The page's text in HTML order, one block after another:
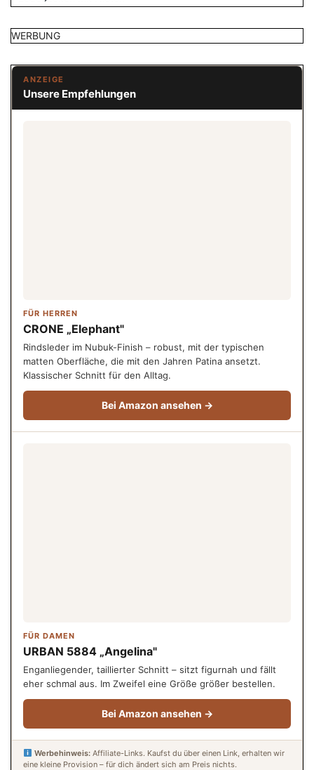
WERBUNG
ANZEIGE
Unsere Empfehlungen
FÜR HERREN
CRONE „Elephant"
Rindsleder im Nubuk-Finish – robust, mit der typischen
matten Oberfläche, die mit den Jahren Patina ansetzt.
Klassischer Schnitt für den Alltag.
Bei Amazon ansehen →
FÜR DAMEN
URBAN 5884 „Angelina"
Enganliegender, taillierter Schnitt – sitzt figurnah und fällt
eher schmal aus. Im Zweifel eine Größe größer bestellen.
Bei Amazon ansehen →
Werbehinweis:Affiliate-Links. Kaufst du über einen Link, erhalten wir
eine kleine Provision – für dich ändert sich am Preis nichts.